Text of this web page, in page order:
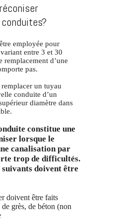
employée pour
entre 3 et 30
remplacement d’une
pas.
un tuyau
conduite d’un
diamètre dans
constitue une
lorsque le
canalisation par
trop de difficultés.
doivent être
doivent être faits
grès, de béton (non